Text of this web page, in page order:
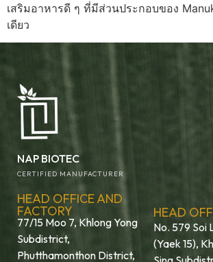
เสริมอาหารดี ๆ ที่มีส่วนประกอบของ
เดียว
NAP BIOTEC
CERTIFIED MANUFACTURER
HEAD OFFICE AND
FACTORY
77/15 Moo 7, Khlong Yong
Subdistrict,
Phutthamonthon District,
HEAD
No. 579 Soi
(Yaek 15),